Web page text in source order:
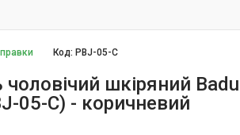
Код:PBJ-05-C
чоловічий шкіряний
05-C) - коричневий